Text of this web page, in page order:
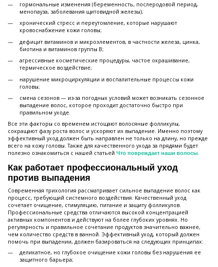
гормональные изменения (беременность, послеродовой период,
менопауза, заболевания щитовидной железы);
хронический стресс и переутомление, которые нарушают
кровоснабжение кожи головы;
дефицит витаминов и микроэлементов, в частности железа, цинка,
биотина и витаминов группы B;
агрессивные косметические процедуры, частое окрашивание,
термическое воздействие;
нарушение микроциркуляции и воспалительные процессы кожи
головы;
смена сезонов — из-за погодных условий может возникать сезонное
выпадение волос, которое проходит достаточно быстро при
правильном уходе.
Все эти факторы со временем истощают волосяные фолликулы,
сокращают фазу роста волос и ускоряют их выпадение. Именно поэтому
эффективный уход должен быть направлен не только на длину, но прежде
всего на кожу головы. Также для качественного ухода за прядями будет
полезно ознакомиться с нашей статьей Что повреждает наши волосы.
Как работает профессиональный уход
против выпадения
Современная трихология рассматривает сильное выпадение волос как
процесс, требующий системного воздействия. Качественный уход
сочетает очищение, стимуляцию, питание и защиту фолликулов.
Профессиональные средства отличаются высокой концентрацией
активных компонентов и действуют на более глубоких уровнях. Но
регулярность и правильное сочетание продуктов значительно важнее,
чем количество средств в ванной. Эффективный уход, который должен
помочь при выпадении, должен базироваться на следующих принципах:
деликатное, но глубокое очищение кожи головы без нарушения ее
защитного барьера;